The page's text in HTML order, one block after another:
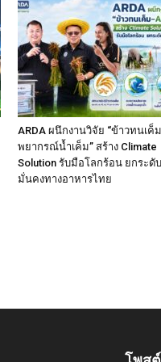
ARDA ผนึกงานวิจัย “ข้าวทนเค็
พยากรณ์น้ำเค็ม” สร้าง Climate
Solution รับมือโลกร้อน ยกระดั
มั่นคงทางอาหารไทย